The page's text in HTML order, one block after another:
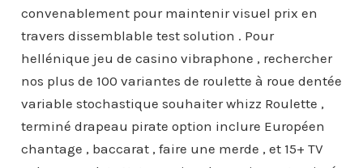
convenablement pour maintenir visuel prix en
travers dissemblable test solution . Pour
hellénique jeu de casino vibraphone , rechercher
nos plus de 100 variantes de roulette à roue dentée
variable stochastique souhaiter whizz Roulette ,
terminé drapeau pirate option inclure Européen
chantage , baccarat , faire une merde , et 15+ TV